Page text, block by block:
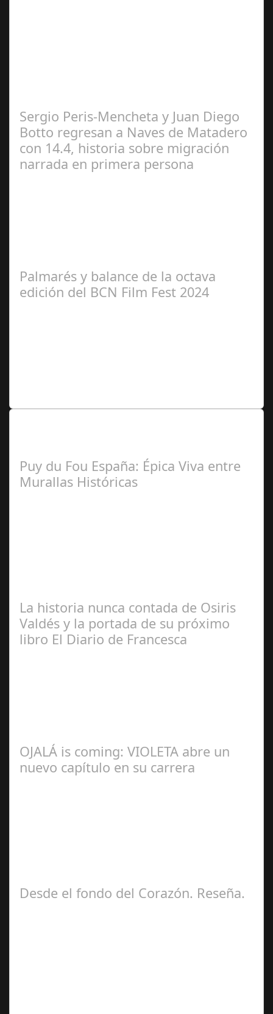
Sergio Peris-Mencheta y Juan Diego
Botto regresan a Naves de Matadero
con 14.4, historia sobre migración
narrada en primera persona
Palmarés y balance de la octava
edición del BCN Film Fest 2024
Puy du Fou España: Épica Viva entre
Murallas Históricas
La historia nunca contada de Osiris
Valdés y la portada de su próximo
libro El Diario de Francesca
OJALÁ is coming: VIOLETA abre un
nuevo capítulo en su carrera
Desde el fondo del Corazón. Reseña.